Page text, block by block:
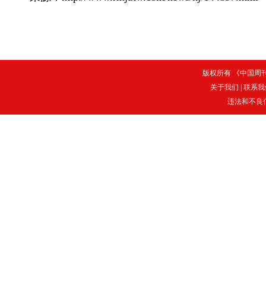
版权所有 《中国周
关于我们
联系
违法和不良